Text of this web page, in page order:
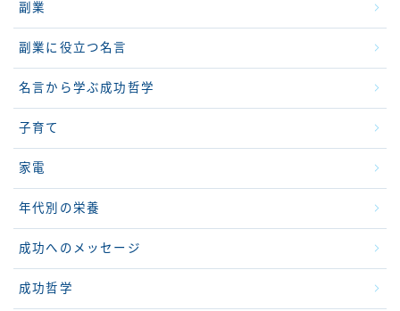
副業
副業に役立つ名言
名言から学ぶ成功哲学
子育て
家電
年代別の栄養
成功へのメッセージ
成功哲学